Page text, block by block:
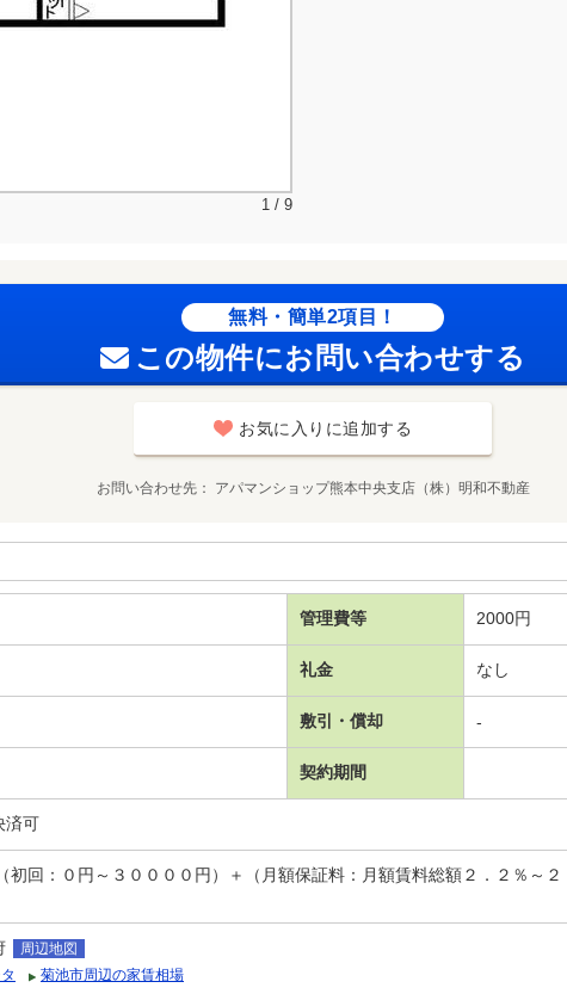
1 / 9
無料・簡単2項目！
この物件にお問い合わせする
お気に入りに追加する
お問い合わせ先 アパマンショップ熊本中央支店（株）明和不動産
管理費等 2000円
礼金 なし
敷引・償却 -
契約期間
済可
初回：０円～３００００円）＋（月額保証料：月額賃料総額２．２％～
周辺地図
菊池市周辺の家賃相場